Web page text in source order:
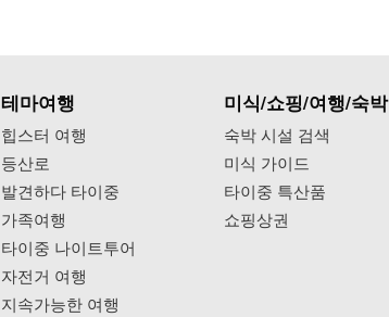
테마여행
힙스터 여행
등산로
발견하다 타이중
가족여행
타이중 나이트투어
자전거 여행
지속가능한 여행
미식/쇼핑/여행/숙박
숙박 시설 검색
미식 가이드
타이중 특산품
쇼핑상권